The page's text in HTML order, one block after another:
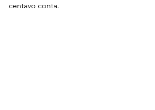
centavo conta.